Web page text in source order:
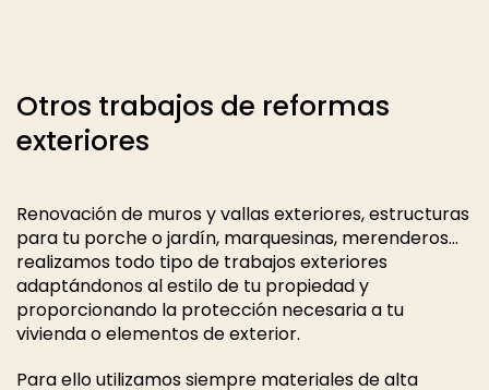
Otros trabajos de reformas
exteriores
Renovación de muros y vallas exteriores, estructuras
para tu porche o jardín, marquesinas, merenderos…
realizamos todo tipo de trabajos exteriores
adaptándonos al estilo de tu propiedad y
proporcionando la protección necesaria a tu
vivienda o elementos de exterior.
Para ello utilizamos siempre materiales de alta